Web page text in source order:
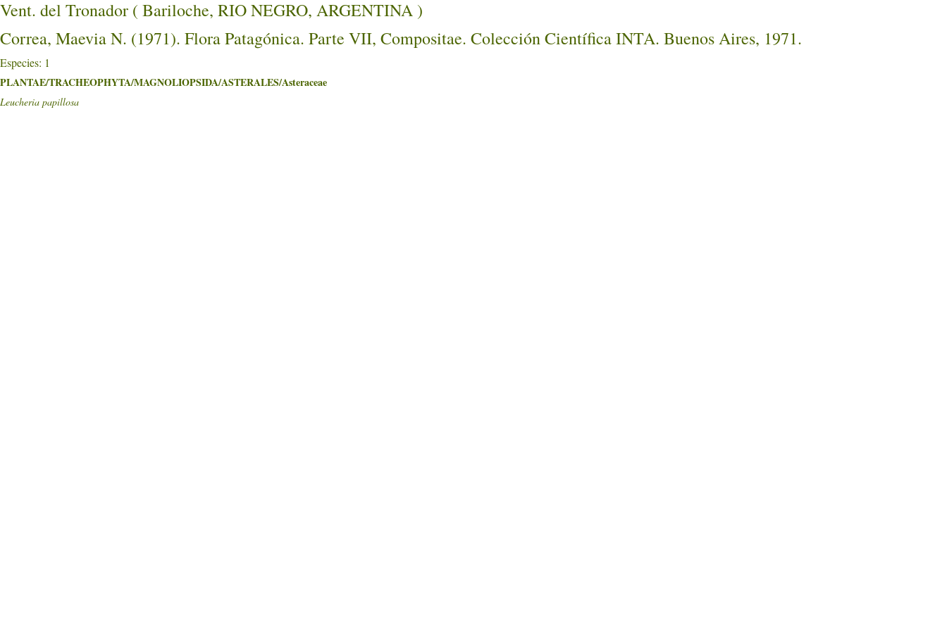
Vent. del Tronador ( Bariloche, RIO NEGRO, ARGENTINA )
Correa, Maevia N. (1971). Flora Patagónica. Parte VII, Compositae. Colección Científica INTA. Buenos Aires, 1971.
Especies: 1
PLANTAE/TRACHEOPHYTA/MAGNOLIOPSIDA/ASTERALES/Asteraceae
Leucheria papillosa